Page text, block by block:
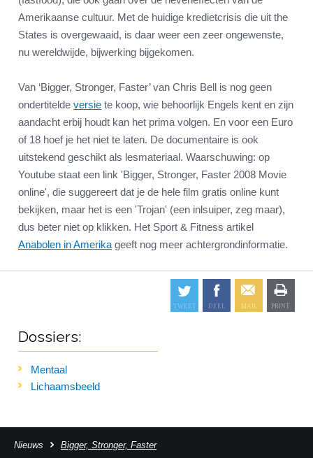
Amerikaanse cultuur. Met de huidige kredietcrisis die uit the
States is overgewaaid, is daar weer een zeer ongewenste,
nu wereldwijde, bijwerking bijgekomen.
Van ‘Bigger, Stronger, Faster’ van Chris Bell is nog geen
ondertitelde versie te koop, wie behoorlijk Engels kent en zijn
aandacht erbij houdt kan het prima volgen. En voor een Euro
of 18 hoef je het niet te laten. De documentaire is ook
uitstekend geschikt als lesmateriaal. Waarschuwing: op
Youtube staat een link 'Bigger, Stronger, Faster 2008 Movie
online', die suggereert dat je de hele film gratis online kunt
bekijken, maar het is een 'Trojan' (een inlsuiper, zeg maar),
dus beter niet op klikken. Het Sport & Fitness artikel
Anabolen in Amerika geeft nog meer achtergrondinformatie.
Dossiers:
Mentaal
Lichaamsbeeld
Nieuws Bigger, Stronger, Faster